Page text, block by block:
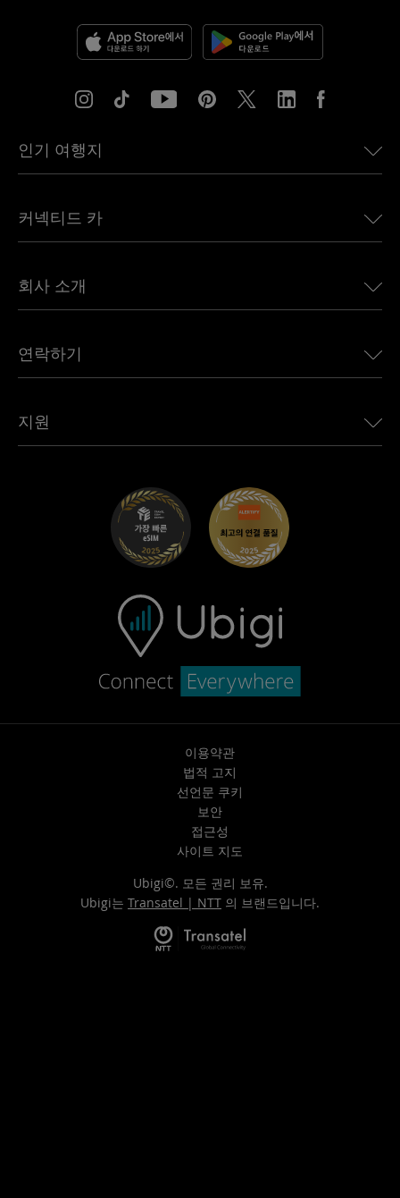
인기 여행지
유럽용 eSIM
캐나다용 eSIM
아프리카용 eSIM
모든 목적지 보기
커넥티드 카
Land Rover용 Ubigi
Jeep용 Ubigi
Mini용 Ubigi
Maserati용 Ubigi
회사 소개
언론에 소개된 Ubigi
Ubigi 앱
연락하기
제휴 프로그램
지원
이용약관
법적 고지
선언문 쿠키
보안
접근성
사이트 지도
Ubigi©. 모든 권리 보유.
Ubigi는 Transatel | NTT 의 브랜드입니다.